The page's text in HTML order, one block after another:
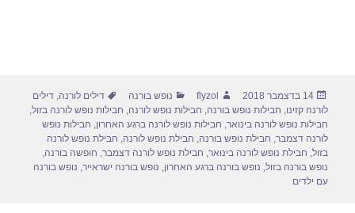
פורסם
בתאריך
14 בדצמבר 2018 מחבר
flyzol קטגוריות
נופש בורנה תגיות
דילים לורנה,דילים
לורנה קזינו, חבילות נופש בורנה, חבילות נופש לורנה, חבילות נופש לורנה בזול,
חבילות נופש לורנה בינואר, חבילות נופש לורנה ברגע האחרון, חבילות נופש
לורנה דצמבר, חבילת נופש בורנה, חבילת נופש לורנה, חבילת נופש לורנה
בזול, חבילת נופש לורנה בינואר, חבילת נופש לורנה דצמבר, חופשה בורנה,
נופש בורנה בזול, נופש בורנה ברגע האחרון, נופש בורנה ישראייר, נופש בורנה
עם ילדים